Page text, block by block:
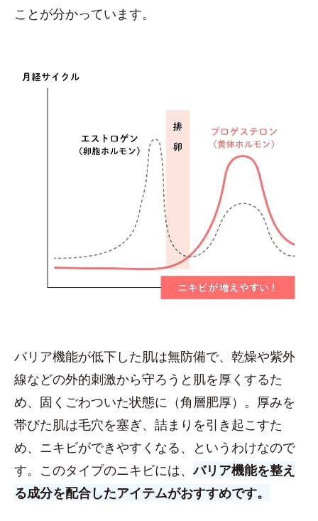
ことが分かっています。
バリア機能が低下した肌は無防備で、乾燥や紫外
線などの外的刺激から守ろうと肌を厚くするた
め、固くごわついた状態に（角層肥厚）。厚みを
帯びた肌は毛穴を塞ぎ、詰まりを引き起こすた
め、ニキビができやすくなる、というわけなので
す。このタイプのニキビには、バリア機能を整え
る成分を配合したアイテムがおすすめです。